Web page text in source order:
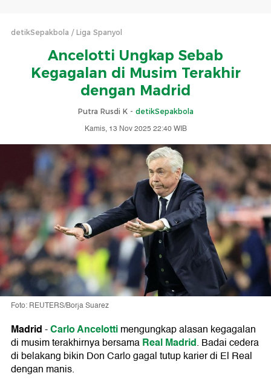
detikSepakbola Liga Spanyol
Ancelotti Ungkap Sebab
Kegagalan di Musim Terakhir
dengan Madrid
Putra Rusdi K - detikSepakbola
Kamis, 13 Nov 2025 22:40 WIB
Foto: REUTERS/Borja Suarez
Madrid-Carlo Ancelottimengungkap alasan kegagalan
di musim terakhirnya bersamaReal Madrid. Badai cedera
di belakang bikin Don Carlo gagal tutup karier di El Real
dengan manis.